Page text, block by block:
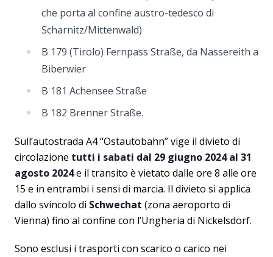
che porta al confine austro-tedesco di
Scharnitz/Mittenwald)
B 179 (Tirolo) Fernpass Straße, da Nassereith a
Biberwier
B 181 Achensee Straße
B 182 Brenner Straße.
Sull’autostrada A4 “Ostautobahn” vige il divieto di
circolazione tutti i sabati dal 29 giugno 2024 al 31
agosto 2024e il transito è vietato dalle ore 8 alle ore
15 e in entrambi i sensi di marcia. Il divieto si applica
dallo svincolo di Schwechat (zona aeroporto di
Vienna) fino al confine con l’Ungheria di Nickelsdorf.
Sono esclusi i trasporti con scarico o carico nei